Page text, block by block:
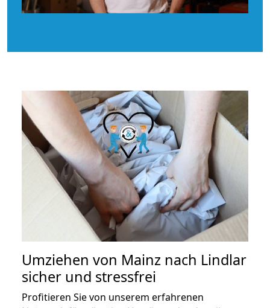
Umziehen von Mainz nach Lindlar
sicher und stressfrei
Profitieren Sie von unserem erfahrenen